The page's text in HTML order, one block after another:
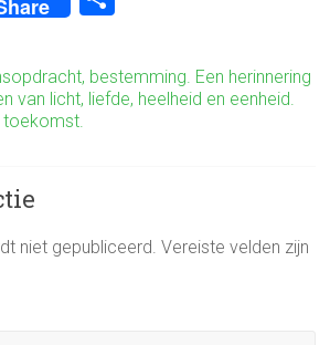
e
n
bestemming. Een herinnering
van licht, liefde, heelheid en eenheid.
niet gepubliceerd. Vereiste velden zijn